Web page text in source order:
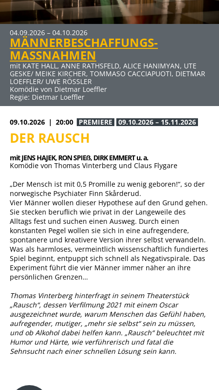
04.09.2026 – 04.10.2026
MÄNNERBESCHAFFUNGS-
MASSNAHMEN
mit KATE HALL, ANNE RATHSFELD, ALICE HANIMYAN, UTE
GESKE/ MEIKE KIRCHER, TOMMASO CACCIAPUOTI, DIETMAR
LOEFFLER/ UWE RÖSSLER
Komödie von Dietmar Loeffler
Regie: Dietmar Loeffler
09.10.2026 – 15.11.2026
DER RAUSCH
mit JENS HAJEK, RON SPIEẞ, DIRK EMMERT u. a.
Komödie von Thomas Vinterberg und Claus Flygare
PREMIERE
09.10.2026 20:00 09.10.2026 – 15.11.2026
DER RAUSCH
mit JENS HAJEK, RON SPIEẞ, DIRK EMMERT u. a.
Komödie von Thomas Vinterberg und Claus Flygare
„Der Mensch ist mit 0,5 Promille zu wenig geboren!“, so der
norwegische Psychiater Finn Skårderud.
Vier Männer wollen dieser Hypothese auf den Grund gehen.
Sie stecken beruflich wie privat in der Langeweile des
Alltags fest und suchen einen Ausweg. Durch einen
konstanten Pegel wollen sie sich in eine aufregendere,
spontanere und kreativere Version ihrer selbst verwandeln.
Was als harmloses, vermeintlich wissenschaftlich fundiertes
Spiel beginnt, entpuppt sich schnell als Negativspirale. Das
Experiment führt die vier Männer immer näher an ihre
persönlichen Grenzen…
Thomas Vinterberg hinterfragt in seinem Theaterstück
„Rausch“, dessen Verfilmung 2021 mit einem Oscar
ausgezeichnet wurde, warum Menschen das Gefühl haben,
aufregender, mutiger, „mehr sie selbst“ sein zu müssen,
und ob Alkohol dabei helfen kann. „Rausch“ beleuchtet mit
Humor und Härte, wie verführerisch und fatal die
Sehnsucht nach einer schnellen Lösung sein kann.